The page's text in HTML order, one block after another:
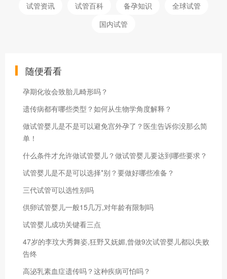
试管资讯 试管百科 备孕知识
全球试管
国内试管
随便看看
孕期化妆会致胎儿畸形吗？
遗传病都有哪些类型？如何从生物学角度解释？
做试管婴儿是不是可以避免宫外孕了？医生告诉你没那么简
单！
什么条件才允许做试管婴儿？做试管婴儿要达到哪些要求？
试管婴儿是不是可以选择*别？要做好哪些准备？
三代试管可以选性别吗
供卵试管婴儿一般15几万,对年龄有限制吗
试管婴儿成功关键看三点
47岁的李玟大秀舞姿,狂野又妩媚,曾做9次试管婴儿都以失败
告终
高泌乳素血症遗传吗？这种疾病可怕吗？